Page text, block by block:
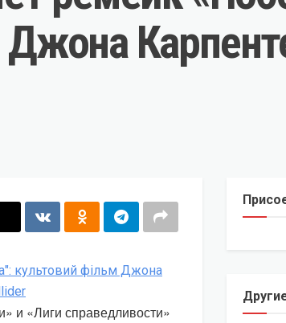
и «Лиги справедливости»